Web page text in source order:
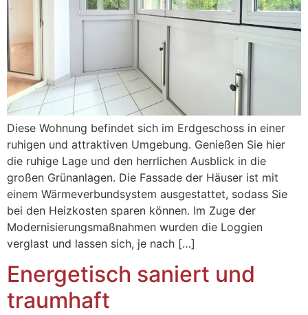
Diese Wohnung befindet sich im Erdgeschoss in einer
ruhigen und attraktiven Umgebung. Genießen Sie hier
die ruhige Lage und den herrlichen Ausblick in die
großen Grünanlagen. Die Fassade der Häuser ist mit
einem Wärmeverbundsystem ausgestattet, sodass Sie
bei den Heizkosten sparen können. Im Zuge der
Modernisierungsmaßnahmen wurden die Loggien
verglast und lassen sich, je nach […]
Energetisch saniert und
traumhaft